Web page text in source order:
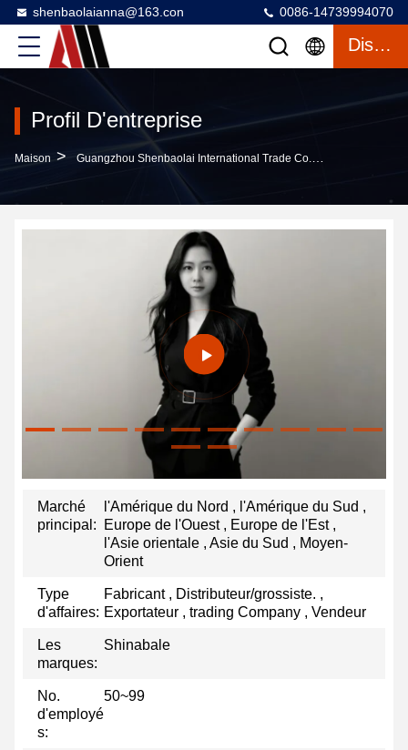
shenbaolaianna@163.con 0086-14739994070
Discuter
Profil D'entreprise
Maison > Guangzhou Shenbaolai International Trade Co., Ltd. Profil D'entreprise
Marché
principal:
l'Amérique du Nord , l'Amérique du Sud ,
Europe de l'Ouest , Europe de l'Est ,
l'Asie orientale , Asie du Sud , Moyen-
Orient
Type
d'affaires:
Fabricant , Distributeur/grossiste. ,
Exportateur , trading Company , Vendeur
Les
marques:
Shinabale
No.
d'employé
s:
50~99